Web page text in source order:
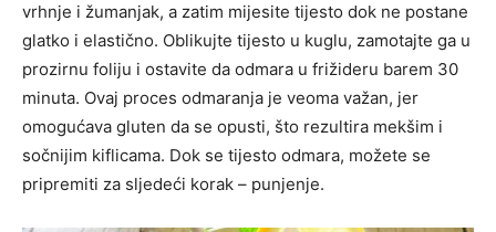
vrhnje i žumanjak, a zatim mijesite tijesto dok ne postane
glatko i elastično. Oblikujte tijesto u kuglu, zamotajte ga u
prozirnu foliju i ostavite da odmara u frižideru barem 30
minuta. Ovaj proces odmaranja je veoma važan, jer
omogućava gluten da se opusti, što rezultira mekšim i
sočnijim kiflicama. Dok se tijesto odmara, možete se
pripremiti za sljedeći korak – punjenje.